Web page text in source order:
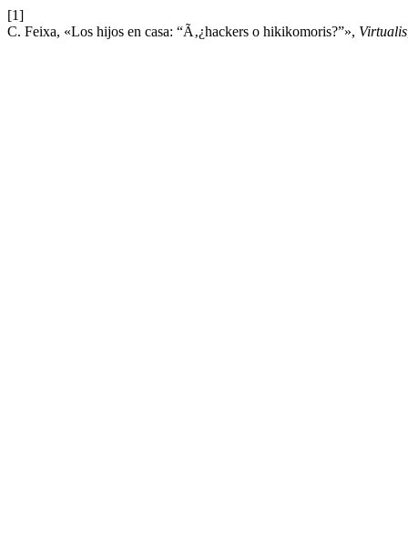
[1]
C. Feixa, «Los hijos en casa: “Ã‚¿hackers o hikikomoris?”», Virtualis